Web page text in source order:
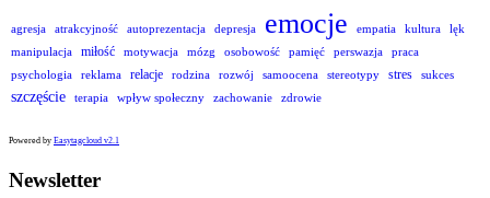
agresja atrakcyjność autoprezentacja depresja emocje empatia kultura
lęk
manipulacja
miłość motywacja mózg osobowość pamięć perswazja
praca
psychologia
reklama relacje rodzina rozwój samoocena stereotypy stres sukces
szczęście terapia wpływ społeczny zachowanie zdrowie
Powered by Easytagcloud v2.1
Newsletter